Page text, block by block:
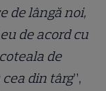
de lângă noi,
de acord cu
de
din târg”,